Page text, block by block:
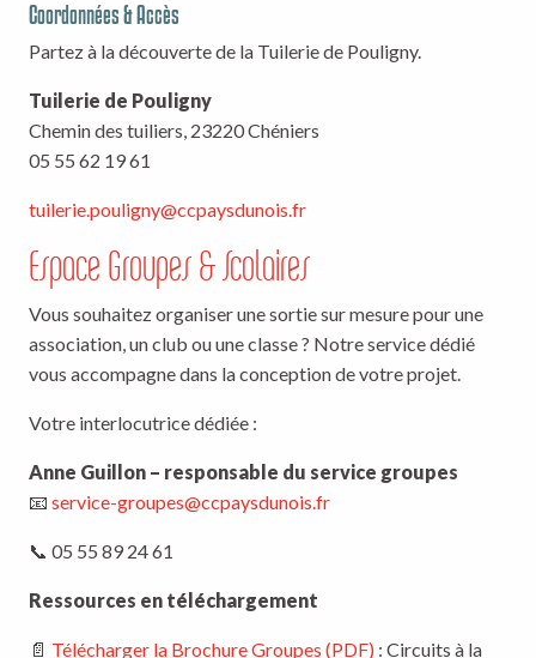
Coordonnées & Accès
Partez à la découverte de la Tuilerie de Pouligny.
Tuilerie de Pouligny
Chemin des tuiliers, 23220 Chéniers
05 55 62 19 61
tuilerie.pouligny@ccpaysdunois.fr
Espace Groupes & Scolaires
Vous souhaitez organiser une sortie sur mesure pour une
association, un club ou une classe ? Notre service dédié
vous accompagne dans la conception de votre projet.
Votre interlocutrice dédiée :
Anne Guillon – responsable du service groupes
📧 service-groupes@ccpaysdunois.fr
📞 05 55 89 24 61
Ressources en téléchargement
📄 Télécharger la Brochure Groupes (PDF) : Circuits à la